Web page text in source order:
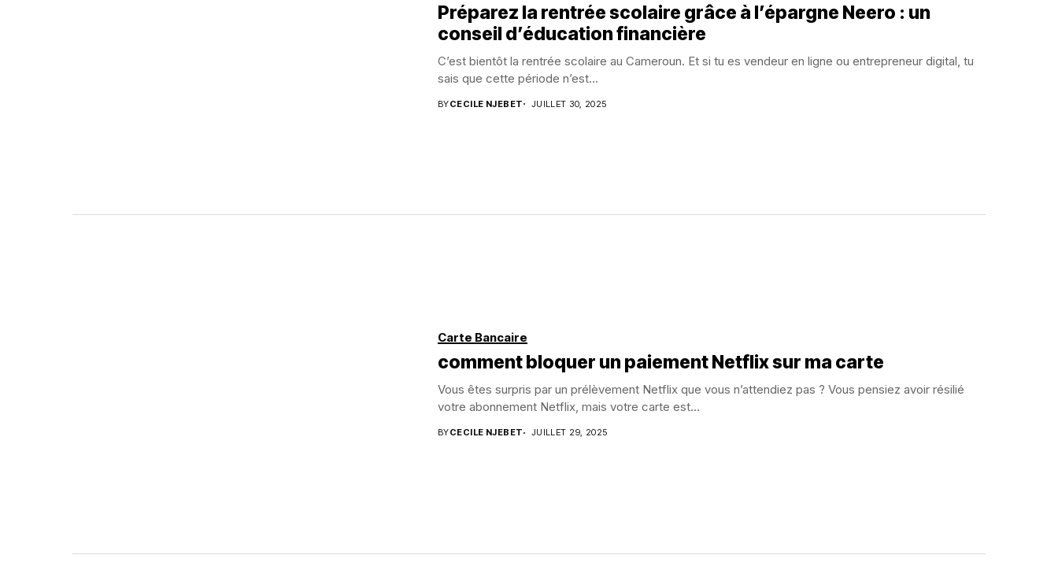
Préparez la rentrée scolaire grâce à l’épargne Neero : un
conseil d’éducation financière
C’est bientôt la rentrée scolaire au Cameroun. Et si tu es vendeur en ligne ou entrepreneur digital, tu
sais que cette période n’est...
BYCECILE NJEBET JUILLET 30, 2025
Carte Bancaire
comment bloquer un paiement Netflix sur ma carte
Vous êtes surpris par un prélèvement Netflix que vous n’attendiez pas ? Vous pensiez avoir résilié
votre abonnement Netflix, mais votre carte est...
BYCECILE NJEBET JUILLET 29, 2025